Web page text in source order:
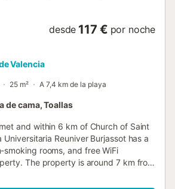
desde 117 € por noche
Valencia
25 m² A 7,4 km de la playa
de cama, Toallas
and within 6 km of Church of Saint
Universitaria Reuniver Burjassot has a
smoking rooms, and free WiFi
The property is around 7 km from